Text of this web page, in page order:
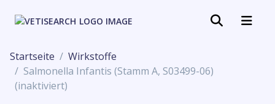
Startseite
Wirkstoffe
Salmonella Infantis (Stamm A, S03499-06)
(inaktiviert)